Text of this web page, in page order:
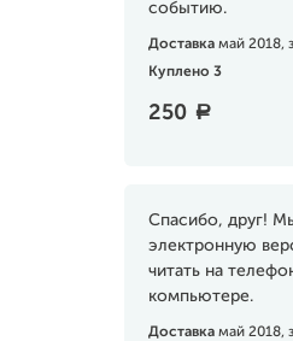
событию.
Доставка май 2018,
Куплено 3
250 a
Спасибо, друг!
электронную
читать на
компьютере.
Доставка май 2018,